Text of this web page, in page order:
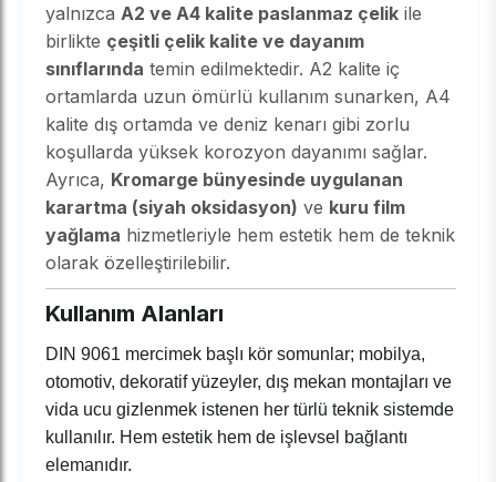
yalnızca A2 ve A4 kalite paslanmaz çelik ile
birlikte çeşitli çelik kalite ve dayanım
sınıflarında temin edilmektedir. A2 kalite iç
ortamlarda uzun ömürlü kullanım sunarken, A4
kalite dış ortamda ve deniz kenarı gibi zorlu
koşullarda yüksek korozyon dayanımı sağlar.
Ayrıca, Kromarge bünyesinde uygulanan
karartma (siyah oksidasyon) ve kuru film
yağlama hizmetleriyle hem estetik hem de teknik
olarak özelleştirilebilir.
Kullanım Alanları
DIN 9061 mercimek başlı kör somunlar; mobilya,
otomotiv, dekoratif yüzeyler, dış mekan montajları ve
vida ucu gizlenmek istenen her türlü teknik sistemde
kullanılır. Hem estetik hem de işlevsel bağlantı
elemanıdır.